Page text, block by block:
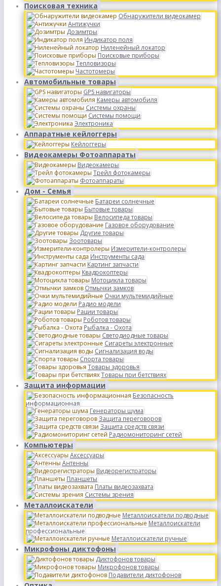
Поисковая техника
Обнаружители видеокамер
Антижучки
Дозимтры
Индикатор поля
Ниленейный локатор
Поисковые приборы
Тепловизоры
Частотомеры
Автомобильные товары
GPS навигаторы
Камеры автомобиля
Системы охраны
Системы помощи
Электроника
Аппаратные кейлоггеры
Кейлоггеры
Видеокамеры Фотоаппараты
Видеокамеры
Трейл фотокамеры
Фотоаппараты
Дом - Семья
Батареи солнечные
Бытовые товары
Велосипеда товары
Газовое оборудование
Другие товары
Зоотовары
Измерители-контролеры
Инструменты сада
Картинг запчасти
Квадрокоптеры
Мотоцикла товары
Отмычки замков
Очки мультемидийные
Радио модели
Рации товары
Роботов товары
Рыбалка - Охота
Светодиодные товары
Сигареты электронные
Сигнализация воды
Спорта товары
Товары здоровья
Товары при бетствиях
Защита информации
Безопасность
информационная
Генераторы шума
Защита переговоров
Защита средств связи
Радиомониторинг сетей
Компьютеры
Аксессуары
Антенны
Видеорегистраторы
Планшеты
Платы видеозахвата
Системы зрения
Металлоискатели
Металлоискатели подводные
Металлоискатели
профессиональные
Металлоискатели ручные
Микрофоны диктофоны
Диктофонов товары
Микрофонов товары
Подавители диктофонов